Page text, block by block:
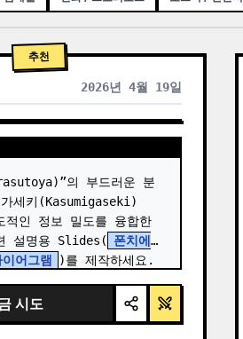
추천
2026년 4월 19일
른 모델 결과 보기
의 부드러운 분
세키(Kasumigaseki)
Slides”의 압도적인 정보 밀도를 융합한
설명용 Slides(
폰치에
어그램
)를 제작하세요.
시도